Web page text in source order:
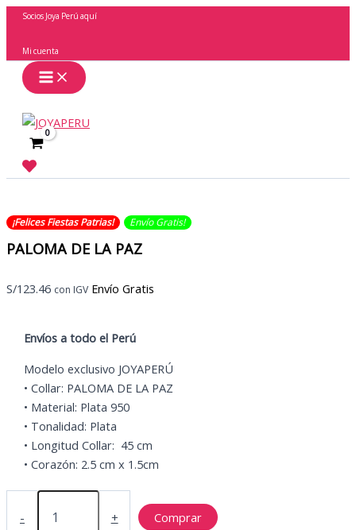
contenido
Socios Joya Perú aquí
Mi cuenta
¡Felices Fiestas Patrias! Envío Gratis​​​!
PALOMA DE LA PAZ
S/123.46 con IGV Envío Gratis
Envíos a todo el Perú
Modelo exclusivo JOYAPERÚ
• Collar: PALOMA DE LA PAZ
• Material: Plata 950
• Tonalidad: Plata
• Longitud Collar: 45 cm
• Corazón: 2.5 cm x 1.5cm
-
PALOMA
+ Comprar